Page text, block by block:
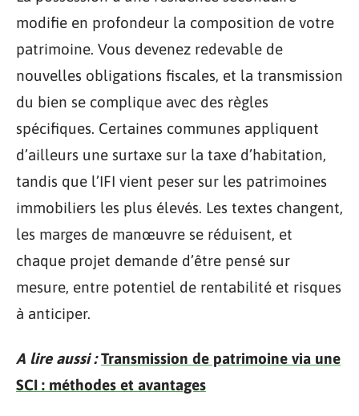
modifie en profondeur la composition de votre
patrimoine. Vous devenez redevable de
nouvelles obligations fiscales, et la transmission
du bien se complique avec des règles
spécifiques. Certaines communes appliquent
d’ailleurs une surtaxe sur la taxe d’habitation,
tandis que l’IFI vient peser sur les patrimoines
immobiliers les plus élevés. Les textes changent,
les marges de manœuvre se réduisent, et
chaque projet demande d’être pensé sur
mesure, entre potentiel de rentabilité et risques
à anticiper.
A lire aussi : Transmission de patrimoine via une
SCI : méthodes et avantages